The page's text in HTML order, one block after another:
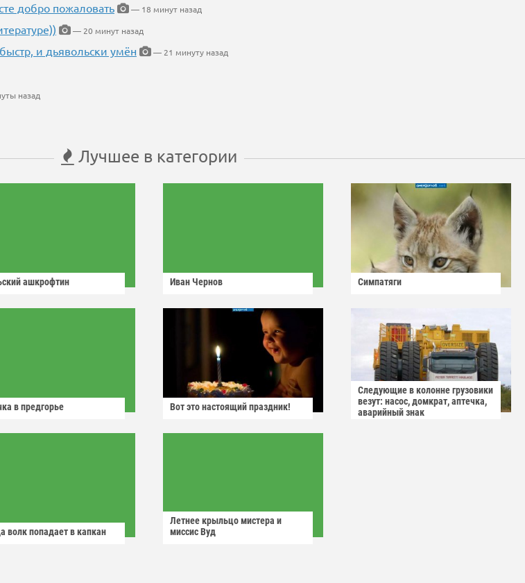
добро пожаловать
— 18 минут назад
— 20 минут назад
и дьявольски умён
— 21 минуту назад
назад
Лучшее в категории
ашкрофтин Иван Чернов Симпатяги
в предгорье Вот это настоящий праздник!
Следующие в колонне грузовики
везут: насос, домкрат, аптечка,
аварийный знак
волк попадает в капкан
Летнее крыльцо мистера и
миссис Вуд